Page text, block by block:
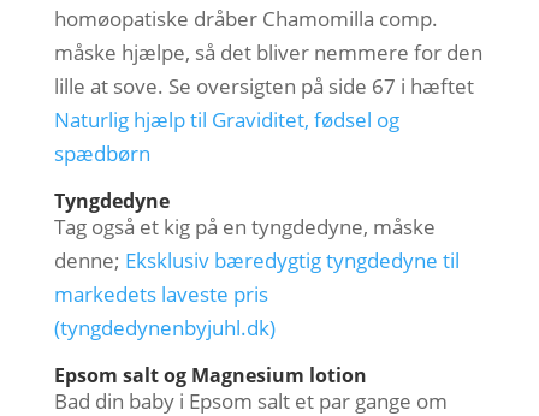
homøopatiske dråber Chamomilla comp.
måske hjælpe, så det bliver nemmere for den
lille at sove. Se oversigten på side 67 i hæftet
Naturlig hjælp til Graviditet, fødsel og
spædbørn
Tyngdedyne
Tag også et kig på en tyngdedyne, måske
denne; Eksklusiv bæredygtig tyngdedyne til
markedets laveste pris
(tyngdedynenbyjuhl.dk)
Epsom salt og Magnesium lotion
Bad din baby i Epsom salt et par gange om